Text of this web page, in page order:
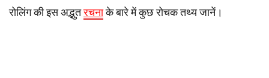
रोलिंग की इस अद्भुतरचनाके बारे में कुछ रोचक तथ्य जानें।